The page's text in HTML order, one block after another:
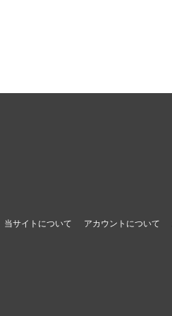
当サイトについて アカウントについて